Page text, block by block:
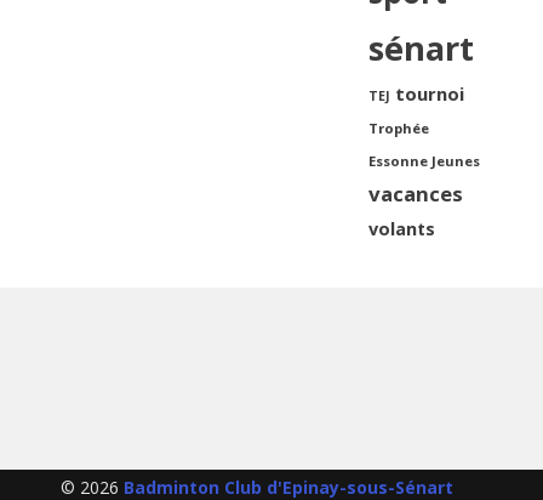
sénart
TEJ tournoi
Trophée
Essonne Jeunes
vacances
volants
© 2026 Badminton Club d'Epinay-sous-Sénart